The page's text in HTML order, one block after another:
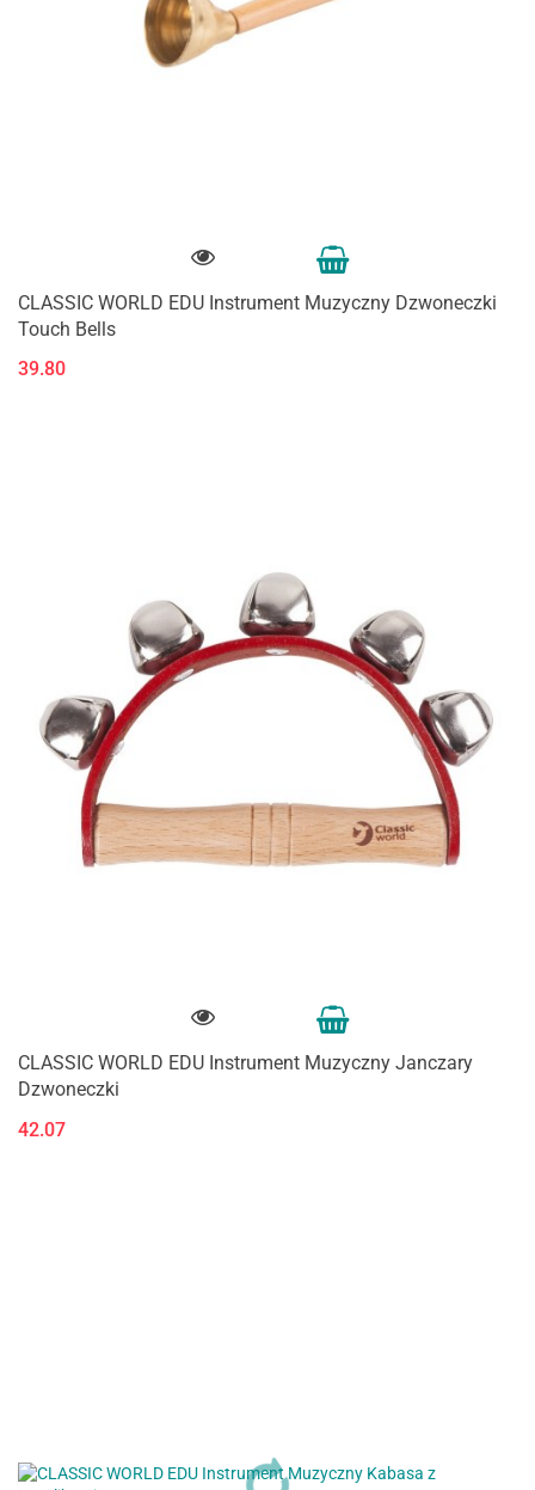
CLASSIC WORLD EDU Instrument Muzyczny Dzwoneczki
Touch Bells
39.80
CLASSIC WORLD EDU Instrument Muzyczny Janczary
Dzwoneczki
42.07